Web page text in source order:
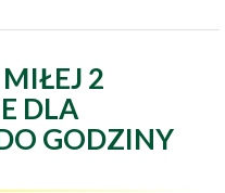
2
DLA
GODZINY